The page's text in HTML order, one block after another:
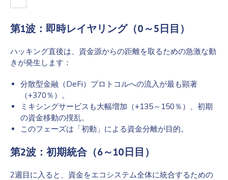
第1波：即時レイヤリング（0～5日目）
ハッキング直後は、資金源からの距離を取るための急激な動
きが発生します：
分散型金融（DeFi）プロトコルへの流入が最も顕著
（+370％）。
ミキシングサービスも大幅増加（+135～150％）、初期
の資金移動の撹乱。
このフェーズは「初動」による資金分離が目的。
第2波：初期統合（6～10日目）
2週目に入ると、資金をエコシステム全体に統合するための